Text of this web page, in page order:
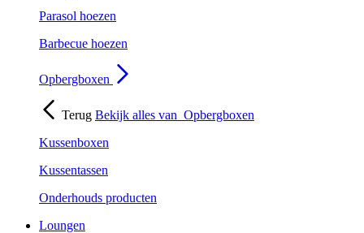
Parasol hoezen
Barbecue hoezen
Opbergboxen
Terug Bekijk alles van Opbergboxen
Kussenboxen
Kussentassen
Onderhouds producten
Loungen